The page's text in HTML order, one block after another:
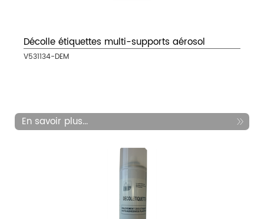
Décolle étiquettes multi-supports aérosol
V531134-DEM
En savoir plus...